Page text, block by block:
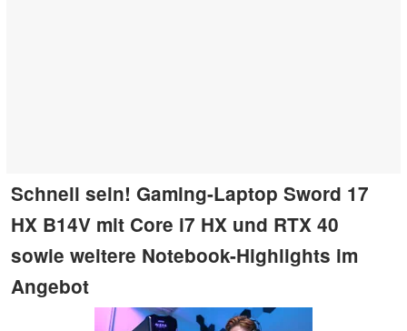
Schnell sein! Gaming-Laptop Sword 17
HX B14V mit Core i7 HX und RTX 40
sowie weitere Notebook-Highlights im
Angebot